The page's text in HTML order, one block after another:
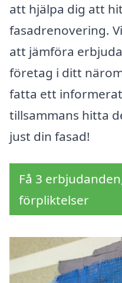
att hjälpa dig att
fasadrenovering.
att jämföra
företag i ditt
fatta ett
tillsammans hitta
just din fasad!
Få 3
förpliktelser